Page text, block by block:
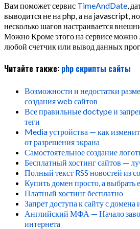
Вам поможет сервис TimeAndDate,
выводится не на php, а на javascript, но
несколько шагов настраивается
Можно Кроме этого на сервисе можно
любой счетчик или вывод данных
Читайте также: php скрипты сайты
Возможности и недостатки
создания web сайтов
Все правильные doctype и
теги
Media устройства — как
от разрешения экрана
Самостоятельное создание
Бесплатный хостинг сайтов —
Полный текст RSS новостей из
Купить домен просто, а выбрать
Платный хостинг бесплатно
Запрет доступа к сайту с домена
Английский МФА — Начало
интернета